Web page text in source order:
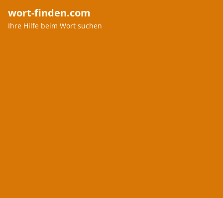
wort-finden.com
Ihre Hilfe beim Wort suchen